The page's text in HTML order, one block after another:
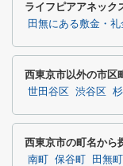
ライフピアアネック
田無にある敷金・
西東京市以外の市区
世田谷区 渋谷区
西東京市の町名から
南町 保谷町 田無町